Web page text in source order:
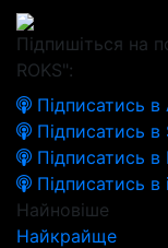
Підпишіться на
ROKS":
Підписатись
Підписатись
Підписатись в
Підписатись
Найновіше
Найкрайще